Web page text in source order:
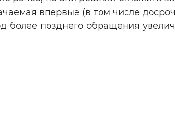
впервые (в том числе
более позднего обращения